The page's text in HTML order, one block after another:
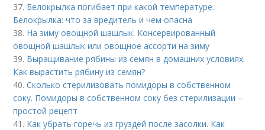
37. Белокрылка погибает при какой температуре.
Белокрылка: что за вредитель и чем опасна
38. На зиму овощной шашлык. Консервированный
овощной шашлык или овощное ассорти на зиму
39. Выращивание рябины из семян в домашних условиях.
Как вырастить рябину из семян?
40.Сколько стерилизовать помидоры в собственном
соку. Помидоры в собственном соку без стерилизации –
простой рецепт
41. Как убрать горечь из груздей после засолки. Как